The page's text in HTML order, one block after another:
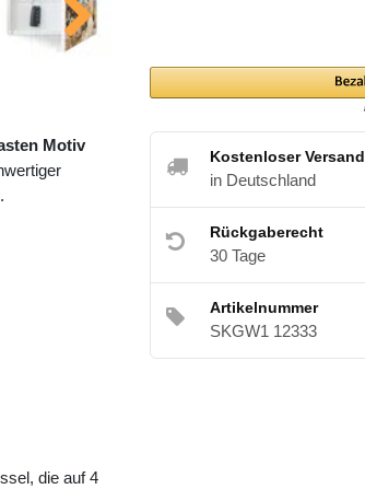
Motiv
die auf 4
Kostenloser Versand
in Deutschland
Rückgaberecht
30 Tage
Artikelnummer
SKGW1 12333